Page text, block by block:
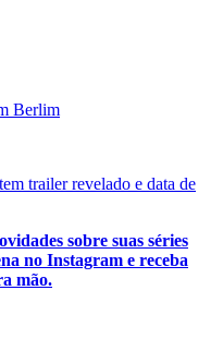
Berlim
trailer revelado e data de
sobre suas séries
no Instagram e receba
mão.